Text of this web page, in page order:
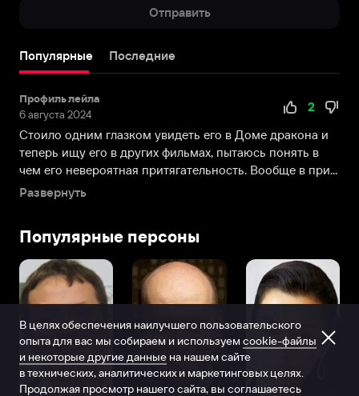
года
в
городке
Нортгемптоне,
Великобритания.
Его
отец
Дэвид
футболистом
и
бизнесменом,
игравшим
команду
«Ноттс
Каунти».
«Мне
Отправить
Популярные Последние
Профиль лейла
6 августа 2024
2
Стоило одним глазком увидеть его в Доме дракона и
теперь ищу его в других фильмах, пытаюсь понять в
чем его невероятная притягательность. Вообще в при...
Развернуть
Популярные персоны
В целях обеспечения наилучшего пользовательского
опыта для вас мы собираем и используем cookie-файлы
и некоторые другие данные на нашем сайте
в технических, аналитических и маркетинговых целях.
Продолжая просмотр нашего сайта, вы соглашаетесь